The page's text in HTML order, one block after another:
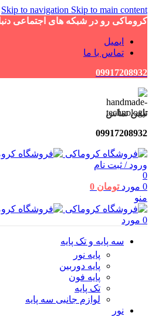
Skip to navigation Skip to main content
کروماکی رو در شبکه های اجتماعی
ایمیل
تماس با ما
09917208932
تلفن تماس
09917208932
ورود / ثبت نام
0
0 مورد تومان
منو
0 مورد
سه پایه و تک پایه
پایه نور
پایه دوربین
پایه فون
تک پایه
لوازم جانبی سه پایه
نور